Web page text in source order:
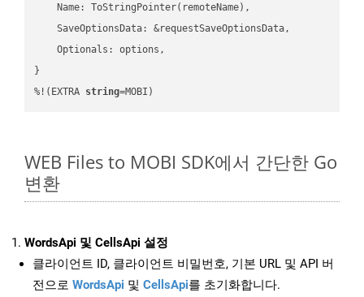
    Name: ToStringPointer(remoteName),
    SaveOptionsData: &requestSaveOptionsData,
    Optionals: options,
}
%!(EXTRA string=MOBI)
WEB Files to MOBI SDK에서 간단한 Go
변환
WordsApi 및 CellsApi 설정
클라이언트 ID, 클라이언트 비밀번호, 기본 URL 및 API 버
전으로 WordsApi 및 CellsApi를 초기화합니다.